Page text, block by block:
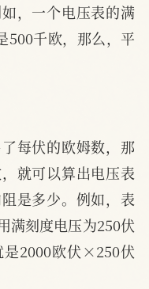
，一个电压表的满
500千欧，那么，平
每伏的欧姆数，那
就可以算出电压表
是多少。例如，表
满刻度电压为250伏
是2000欧伏×250伏